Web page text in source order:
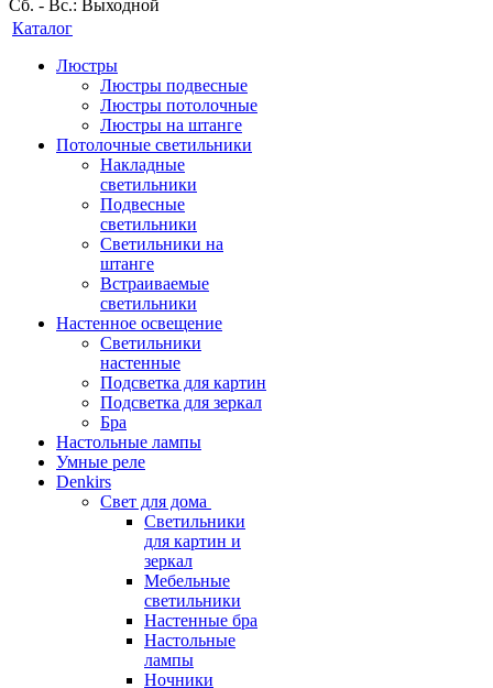
Сб. - Вс.: Выходной
Каталог
Люстры
Люстры подвесные
Люстры потолочные
Люстры на штанге
Потолочные светильники
Накладные
светильники
Подвесные
светильники
Светильники на
штанге
Встраиваемые
светильники
Настенное освещение
Светильники
настенные
Подсветка для картин
Подсветка для зеркал
Бра
Настольные лампы
Умные реле
Denkirs
Свет для дома
Светильники
для картин и
зеркал
Мебельные
светильники
Настенные бра
Настольные
лампы
Ночники